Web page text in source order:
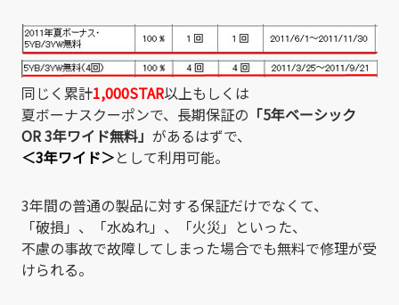
同じく累計1,000STAR以上もしくは
夏ボーナスクーポンで、長期保証の 「5年ベーシック
OR 3年ワイド無料」 があるはずで、
＜3年ワイド＞として利用可能。
3年間の普通の製品に対する保証だけでなくて、
「破損」、「水ぬれ」、「火災」といった、
不慮の事故で故障してしまった場合でも無料で修理が受
けられる。